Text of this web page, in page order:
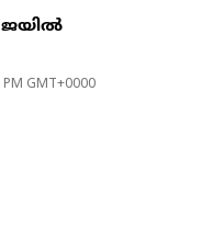
ജയില്‍
PM GMT+0000